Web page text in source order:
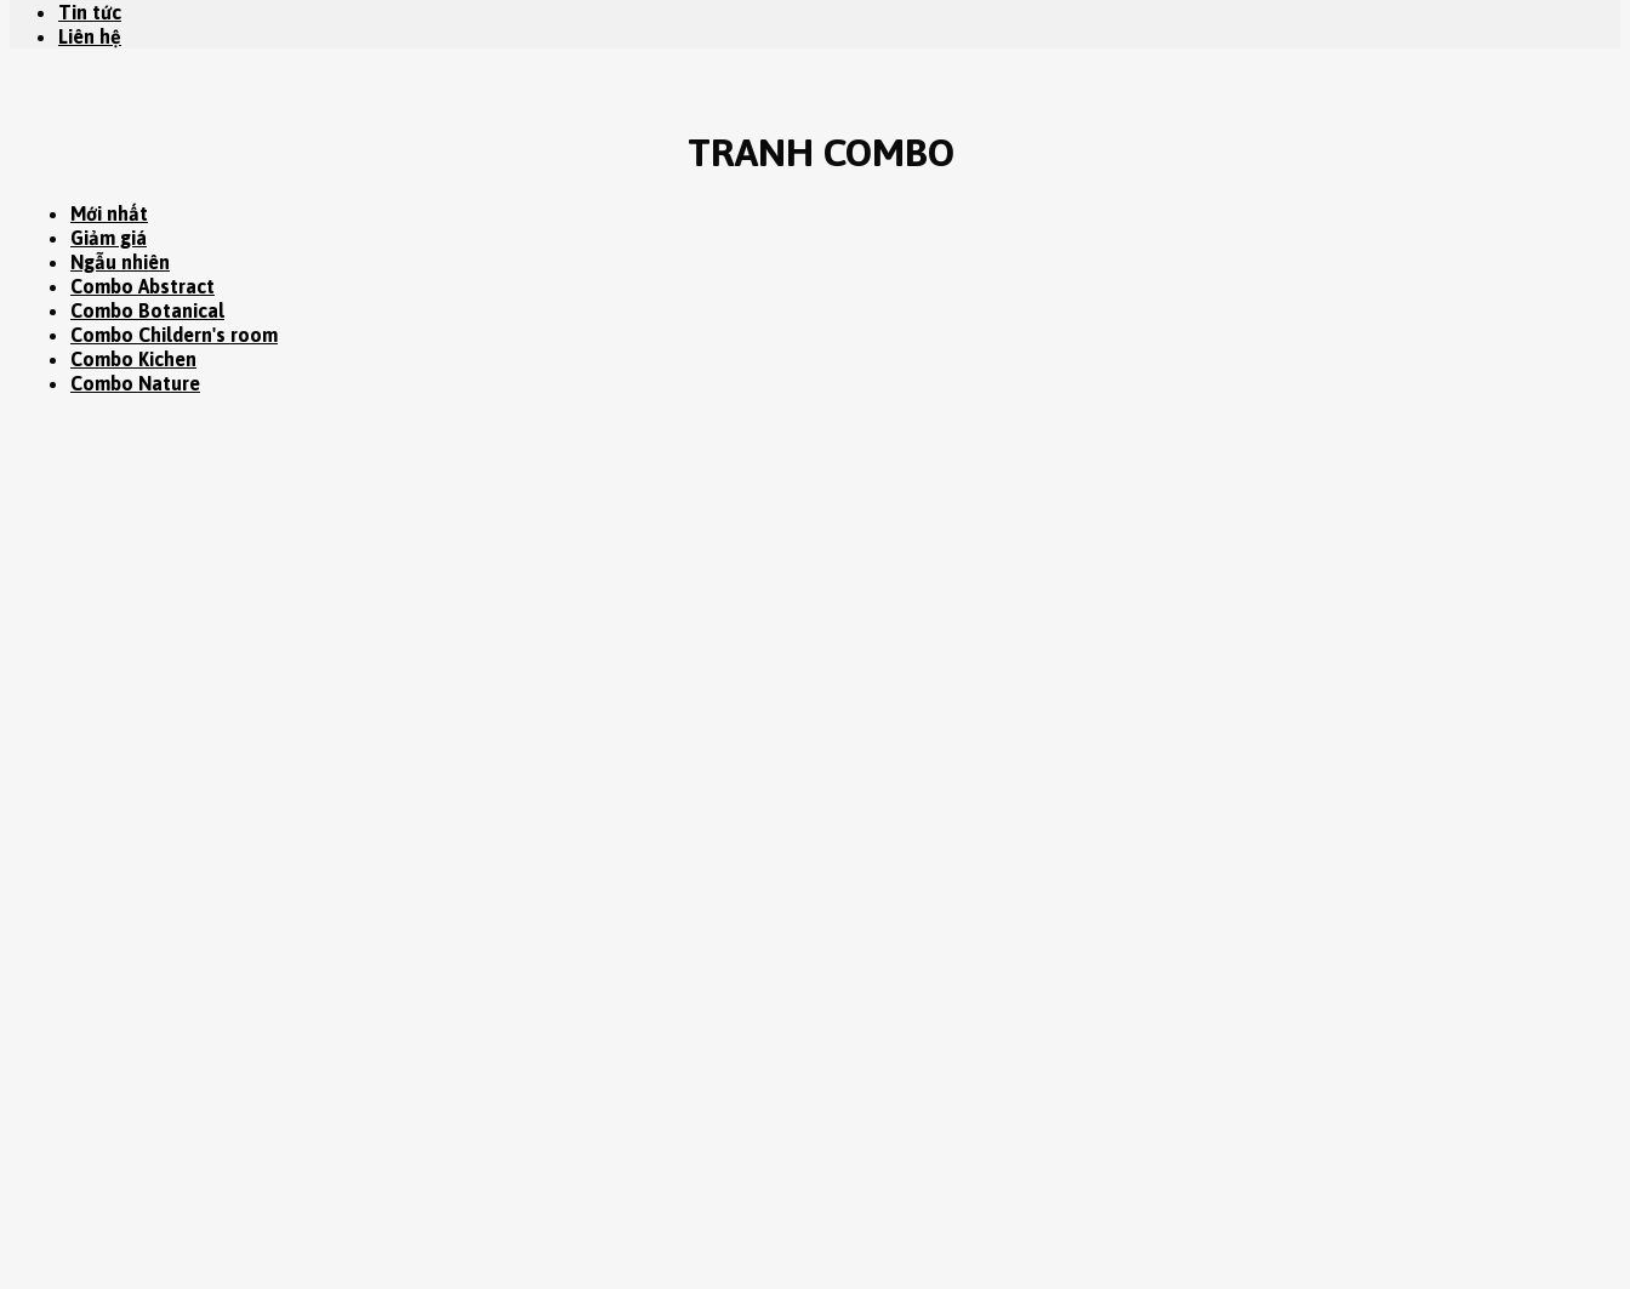
Tin tức
Liên hệ
TRANH COMBO
Mới nhất
Giảm giá
Ngẫu nhiên
Combo Abstract
Combo Botanical
Combo Childern's room
Combo Kichen
Combo Nature